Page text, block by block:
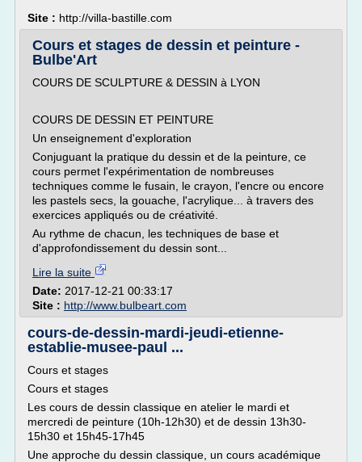
Site : http://villa-bastille.com
Cours et stages de dessin et peinture -
Bulbe'Art
COURS DE SCULPTURE & DESSIN à LYON
COURS DE DESSIN ET PEINTURE
Un enseignement d'exploration
Conjuguant la pratique du dessin et de la peinture, ce
cours permet l'expérimentation de nombreuses
techniques comme le fusain, le crayon, l'encre ou encore
les pastels secs, la gouache, l'acrylique... à travers des
exercices appliqués ou de créativité.
Au rythme de chacun, les techniques de base et
d'approfondissement du dessin sont...
Lire la suite
Date: 2017-12-21 00:33:17
Site : http://www.bulbeart.com
cours-de-dessin-mardi-jeudi-etienne-
establie-musee-paul ...
Cours et stages
Cours et stages
Les cours de dessin classique en atelier le mardi et
mercredi de peinture (10h-12h30) et de dessin 13h30-
15h30 et 15h45-17h45
Une approche du dessin classique, un cours académique